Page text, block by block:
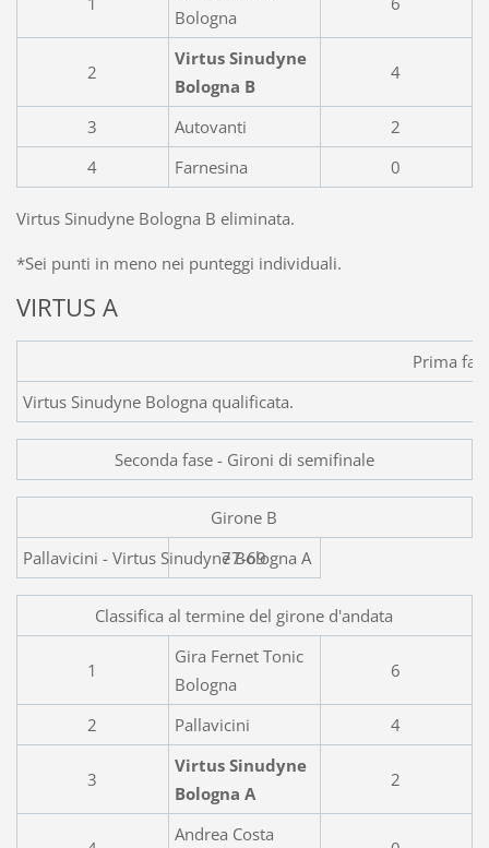
Bologna
2
Virtus Sinudyne
Bologna B
4
3 Autovanti
2
4
Farnesina 0
Virtus Sinudyne Bologna B eliminata.
*Sei punti in meno nei punteggi individuali.
VIRTUS A
Prima
Virtus Sinudyne Bologna qualificata.
Seconda fase - Gironi di semifinale
Girone B
Pallavicini - Virtus
77-69
Classifica al termine del girone d'andata
1
Gira Fernet Tonic
Bologna
6
2 Pallavicini 4
3
Virtus Sinudyne
Bologna A
2
Andrea Costa